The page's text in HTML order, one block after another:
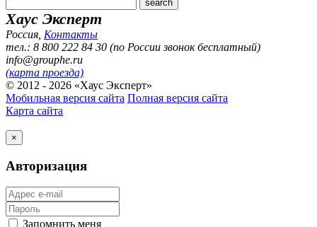
Хаус Эксперт
Россия Контакты
тел.: 8 800 222 84 30 (по России звонок бесплатный)
info@grouphe.ru
(карта проезда)
© 2012 - 2026 «Хаус Эксперт»
Мобильная версия сайта Полная версия сайта
Карта сайта
×
Авторизация
Запомнить меня